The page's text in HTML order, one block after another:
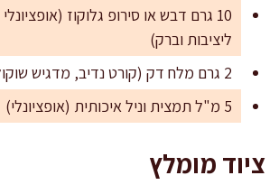
10 גרם דבש או סירופ גלוקוז
ליציבות וברק)
2 גרם מלח דק (קורט נדיב, מדגיש שוקולד)
5 מ"ל תמצית וניל איכותית (אופציונלי)
ציוד מומלץ